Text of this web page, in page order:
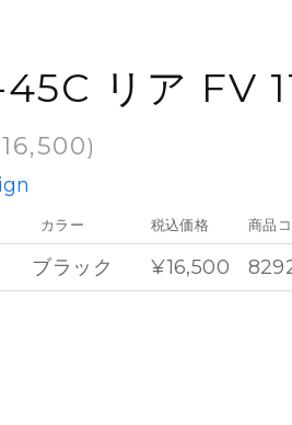
リア FV
16,500)
カラー
ブラック
税込価格
¥16,500
商品